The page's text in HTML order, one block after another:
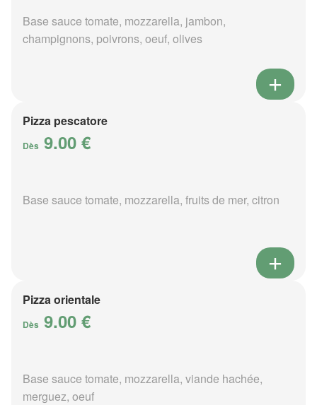
Base sauce tomate, mozzarella, jambon,
champignons, poivrons, oeuf, olives
Pizza pescatore
Dès 9.00 €
Base sauce tomate, mozzarella, fruits de mer, citron
Pizza orientale
Dès 9.00 €
Base sauce tomate, mozzarella, viande hachée,
merguez, oeuf